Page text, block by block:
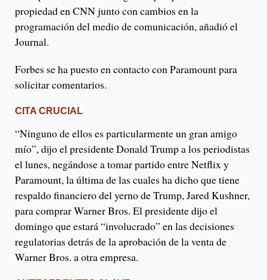
propiedad en CNN junto con cambios en la
programación del medio de comunicación, añadió el
Journal.
Forbes se ha puesto en contacto con Paramount para
solicitar comentarios.
CITA CRUCIAL
“Ninguno de ellos es particularmente un gran amigo
mío”, dijo el presidente Donald Trump a los periodistas
el lunes, negándose a tomar partido entre Netflix y
Paramount, la última de las cuales ha dicho que tiene
respaldo financiero del yerno de Trump, Jared Kushner,
para comprar Warner Bros. El presidente dijo el
domingo que estará “involucrado” en las decisiones
regulatorias detrás de la aprobación de la venta de
Warner Bros. a otra empresa.